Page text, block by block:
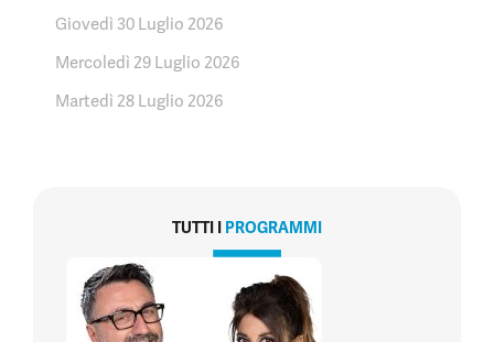
Giovedì 30 Luglio 2026
Mercoledì 29 Luglio 2026
Martedì 28 Luglio 2026
TUTTI I PROGRAMMI